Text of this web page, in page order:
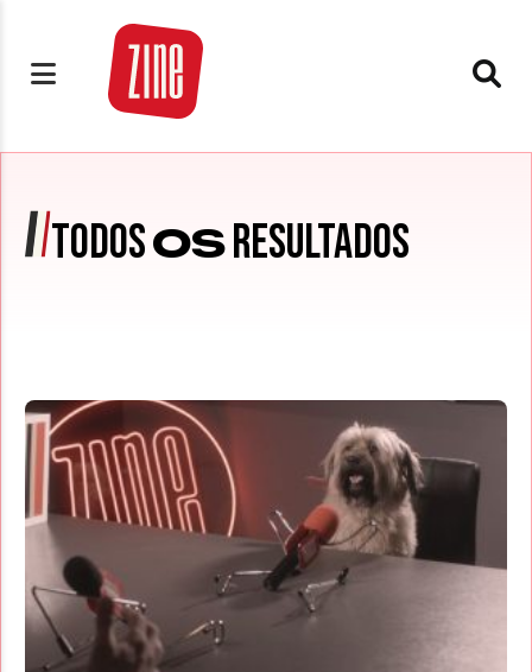
TODOSOSRESULTADOS